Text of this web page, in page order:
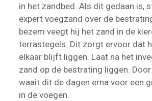
in het zandbed. Als dit gedaan is,
expert voegzand over de
bezem veegt hij het zand in de
terrastegels. Dit zorgt ervoor dat
elkaar blijft liggen. Laat na het
zand op de bestrating liggen.
waait dit de dagen erna voor een
in de voegen.